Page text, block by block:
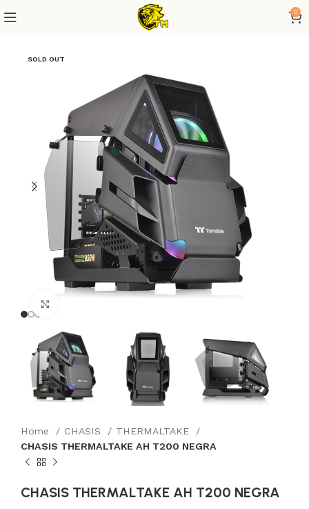
0
SOLD OUT
Home CHASIS
THERMALTAKE
CHASIS THERMALTAKE AH T200 NEGRA
CHASIS THERMALTAKE AH T200 NEGRA